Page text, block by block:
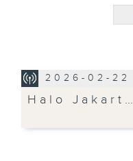
2026-02-22
Halo Jakart…